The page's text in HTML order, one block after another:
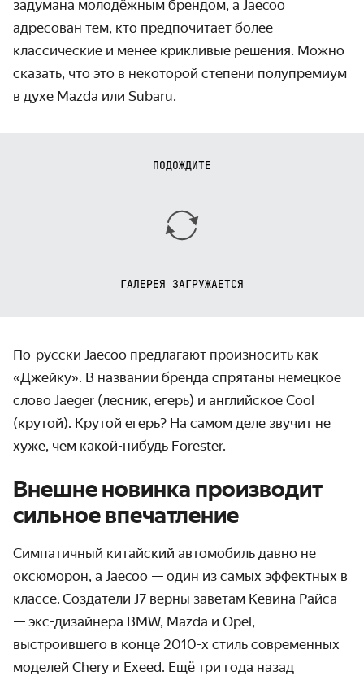
задумана молодёжным брендом, а Jaecoo
адресован тем, кто предпочитает более
классические и менее крикливые решения. Можно
сказать, что это в некоторой степени полупремиум
в духе Mazda или Subaru.
ПОДОЖДИТЕ
ГАЛЕРЕЯ ЗАГРУЖАЕТСЯ
По-русски Jaecoo предлагают произносить как
«Джейку». В названии бренда спрятаны немецкое
слово Jaeger (лесник, егерь) и английское Cool
(крутой). Крутой егерь? На самом деле звучит не
хуже, чем какой-нибудь Forester.
Внешне новинка производит
сильное впечатление
Симпатичный китайский автомобиль давно не
оксюморон, а Jaecoo — один из самых эффектных в
классе. Создатели J7 верны заветам Кевина Райса
— экс-дизайнера BMW, Mazda и Opel,
выстроившего в конце 2010-х стиль современных
моделей Chery и Exeed. Ещё три года назад